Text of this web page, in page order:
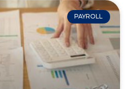
PAYROLL